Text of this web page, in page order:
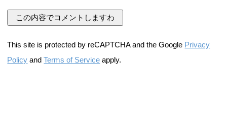
This site is protected by reCAPTCHA and the Google Privacy
Policy andTerms of Service apply.